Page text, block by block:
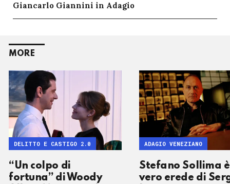
Giancarlo Giannini in Adagio
MORE
“Un colpo di
fortuna” di Woody
DELITTO E CASTIGO 2.0
Stefano Sollima
vero erede di
ADAGIO VENEZIANO